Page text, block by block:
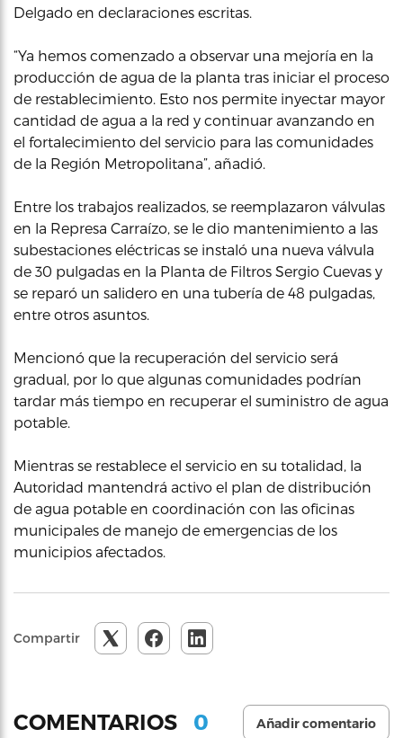
Delgado en declaraciones escritas.
“Ya hemos comenzado a observar una mejoría en la
producción de agua de la planta tras iniciar el proceso
de restablecimiento. Esto nos permite inyectar mayor
cantidad de agua a la red y continuar avanzando en
el fortalecimiento del servicio para las comunidades
de la Región Metropolitana”, añadió.
Entre los trabajos realizados, se reemplazaron válvulas
en la Represa Carraízo, se le dio mantenimiento a las
subestaciones eléctricas se instaló una nueva válvula
de 30 pulgadas en la Planta de Filtros Sergio Cuevas y
se reparó un salidero en una tubería de 48 pulgadas,
entre otros asuntos.
Mencionó que la recuperación del servicio será
gradual, por lo que algunas comunidades podrían
tardar más tiempo en recuperar el suministro de agua
potable.
Mientras se restablece el servicio en su totalidad, la
Autoridad mantendrá activo el plan de distribución
de agua potable en coordinación con las oficinas
municipales de manejo de emergencias de los
municipios afectados.
Compartir
COMENTARIOS 0 Añadir comentario